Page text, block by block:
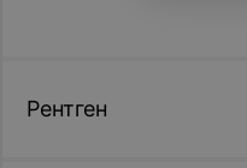
Рентген